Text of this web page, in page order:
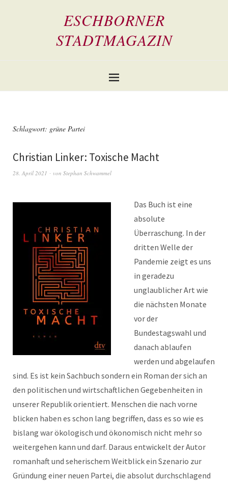
ESCHBORNER
STADTMAGAZIN
Schlagwort: grüne Partei
Christian Linker: Toxische Macht
28. April 2021 von Stephan Schwammel
Das Buch ist eine
absolute
Überraschung. In der
dritten Welle der
Pandemie zeigt es uns
in geradezu
unglaublicher Art wie
die nächsten Monate
vor der
Bundestagswahl und
danach ablaufen
werden und abgelaufen
sind. Es ist kein Sachbuch sondern ein Roman der sich an
den politischen und wirtschaftlichen Gegebenheiten in
unserer Republik orientiert. Menschen die nach vorne
blicken haben es schon lang begriffen, dass es so wie es
bislang war ökologisch und ökonomisch nicht mehr so
weitergehen kann und darf. Daraus entwickelt der Autor
romanhaft und seherischem Weitblick ein Szenario zur
Gründung einer neuen Partei, die absolut durchschlagend